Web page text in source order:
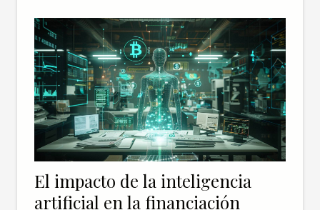
El impacto de la inteligencia
artificial en la financiación